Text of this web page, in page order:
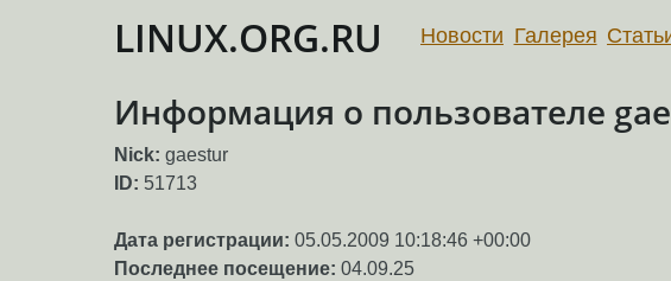
LINUX.ORG.RU Новости Галерея
Информация о пользователе
Nick: gaestur
ID: 51713
Дата регистрации: 05.05.2009 10:18:46 +00:00
Последнее посещение: 04.09.25